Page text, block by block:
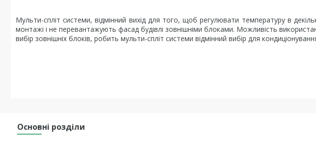
Мульти-спліт системи, відмінний вихід для того, щоб регулювати температуру в
монтажі і не перевантажують фасад будівлі зовнішніми блоками. Можливість
вибір зовнішніх блоків, робить мульти-спліт системи відмінний вибір для
Основні розділи